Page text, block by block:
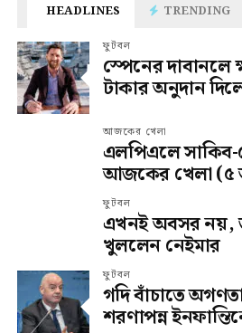
HEADLINES TRENDING
ফুটবল
স্পেনের দাবানলে
টাকার অনুদান
আজকের খেলা
এলপিএলে সাকিব-
আজকের খেলা
ফুটবল
এখনই অবসর নয়,
খুললেন নেইমার
ফুটবল
গদি বাঁচাতে
শরণাপন্ন